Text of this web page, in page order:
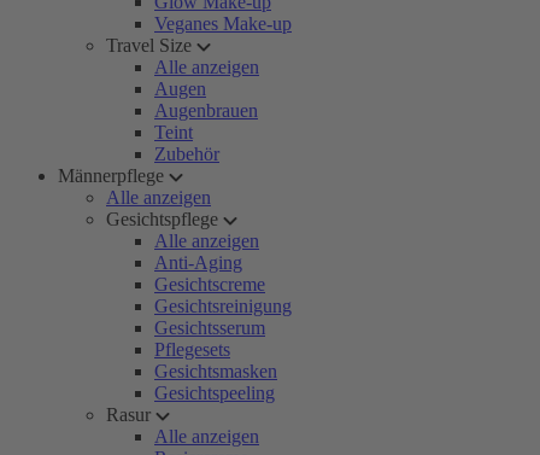
Veganes Make-up
Travel Size
Alle anzeigen
Augen
Augenbrauen
Teint
Zubehör
Männerpflege
Alle anzeigen
Gesichtspflege
Alle anzeigen
Anti-Aging
Gesichtscreme
Gesichtsreinigung
Gesichtsserum
Pflegesets
Gesichtsmasken
Gesichtspeeling
Rasur
Alle anzeigen